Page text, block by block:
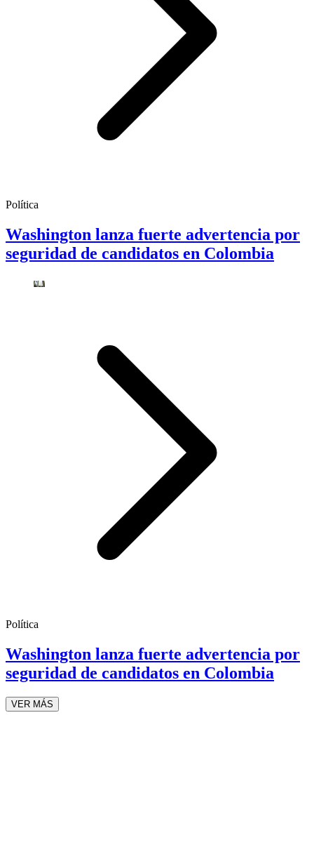
Política
Washington lanza fuerte advertencia por
seguridad de candidatos en Colombia
Política
Washington lanza fuerte advertencia por
seguridad de candidatos en Colombia
VER MÁS